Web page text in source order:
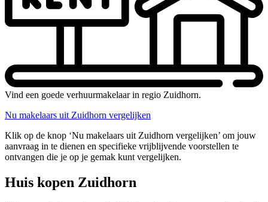
Vind een goede verhuurmakelaar in regio Zuidhorn.
Nu makelaars uit Zuidhorn vergelijken
Klik op de knop ‘Nu makelaars uit Zuidhorn vergelijken’ om jouw
aanvraag in te dienen en specifieke vrijblijvende voorstellen te
ontvangen die je op je gemak kunt vergelijken.
Huis kopen Zuidhorn